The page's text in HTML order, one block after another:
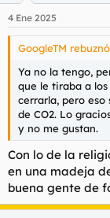
d
o
r
d
l
t
e
m
a
e
n
i
i
o
4 Ene 2025
GoogleTM
Ya no la tengo,
que le tiraba a
cerrarla, pero eso
de CO2. Lo
y no me gustan.
Con lo de la
en una madeja
buena gente de